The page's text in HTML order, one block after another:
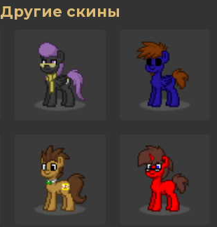
Другие скины